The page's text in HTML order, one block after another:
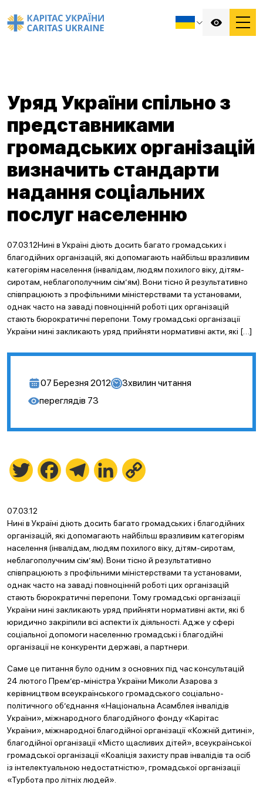
Уряд України спільно з
представниками
громадських організацій
визначить стандарти
надання соціальних
послуг населенню
07.03.12Нині в Україні діють досить багато громадських і
благодійних організацій, які допомагають найбільш вразливим
категоріям населення (інвалідам, людям похилого віку, дітям-
сиротам, неблагополучним сім’ям). Вони тісно й результативно
співпрацюють з профільними міністерствами та установами,
однак часто на заваді повноцінній роботі цих організацій
стають бюрократичні перепони. Тому громадські організації
України нині закликають уряд прийняти нормативні акти, які […]
07 Березня 2012 3хвилин читання
переглядів 73
Twitter FacebookTelegramLinkedIn
07.03.12
Нині в Україні діють досить багато громадських і благодійних
організацій, які допомагають найбільш вразливим категоріям
населення (інвалідам, людям похилого віку, дітям-сиротам,
неблагополучним сім’ям). Вони тісно й результативно
співпрацюють з профільними міністерствами та установами,
однак часто на заваді повноцінній роботі цих організацій
стають бюрократичні перепони. Тому громадські організації
України нині закликають уряд прийняти нормативні акти, які б
юридично закріпили всі аспекти їх діяльності. Адже у сфері
соціальної допомоги населенню громадські і благодійні
організації не конкуренти державі, а партнери.
Саме це питання було одним з основних під час консультацій
24 лютого Прем’єр-міністра України Миколи Азарова з
керівництвом всеукраїнського громадського соціально-
політичного об’єднання «Національна Асамблея інвалідів
України», міжнародного благодійного фонду «Карітас
України», міжнародної благодійної організації «Кожній дитині»,
благодійної організації «Місто щасливих дітей», всеукраїнської
громадської організації «Коаліція захисту прав інвалідів та осіб
із інтелектуальною недостатністю», громадської організації
«Турбота про літніх людей».